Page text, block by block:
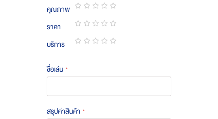
คุณภาพ
1
star
2
stars
3
stars
4
stars
5
stars
ราคา
1
star
2
stars
3
stars
4
stars
5
stars
บริการ
ชื่อเล่น
สรุปค่าสินค้า